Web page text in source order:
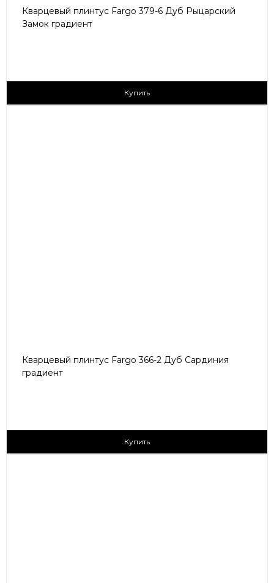
Кварцевый плинтус Fargo 379-6 Дуб Рыцарский
Замок градиент
Купить
Кварцевый плинтус Fargo 366-2 Дуб Сардиния
градиент
Купить